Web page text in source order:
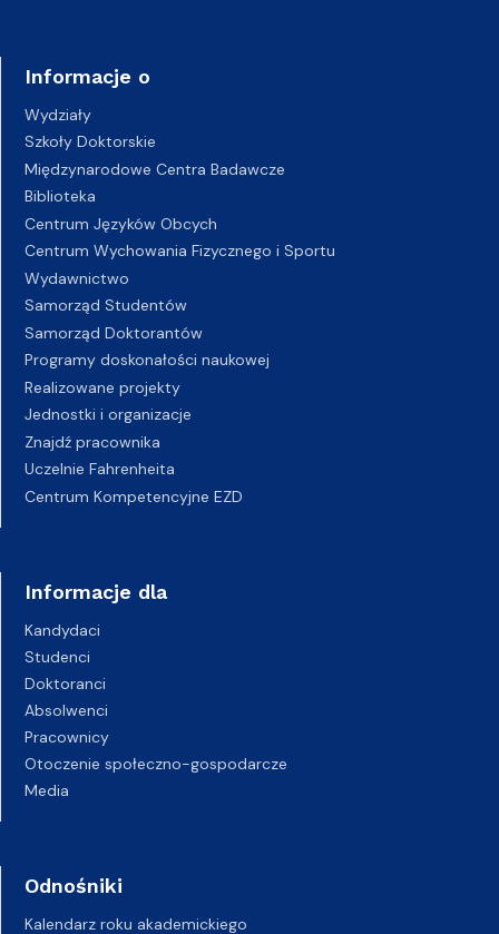
Informacje o
Wydziały
Szkoły Doktorskie
Międzynarodowe Centra Badawcze
Biblioteka
Centrum Języków Obcych
Centrum Wychowania Fizycznego i Sportu
Wydawnictwo
Samorząd Studentów
Samorząd Doktorantów
Programy doskonałości naukowej
Realizowane projekty
Jednostki i organizacje
Znajdź pracownika
Uczelnie Fahrenheita
Centrum Kompetencyjne EZD
Informacje dla
Kandydaci
Studenci
Doktoranci
Absolwenci
Pracownicy
Otoczenie społeczno-gospodarcze
Media
Odnośniki
Kalendarz roku akademickiego